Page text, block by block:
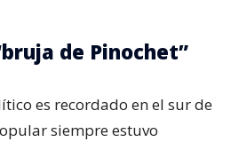
de Pinochet”
es recordado en el sur de
siempre estuvo